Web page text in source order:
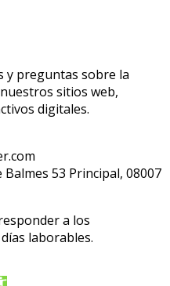
y preguntas sobre la
sitios web,
digitales.
53 Principal, 08007
a los
laborables.